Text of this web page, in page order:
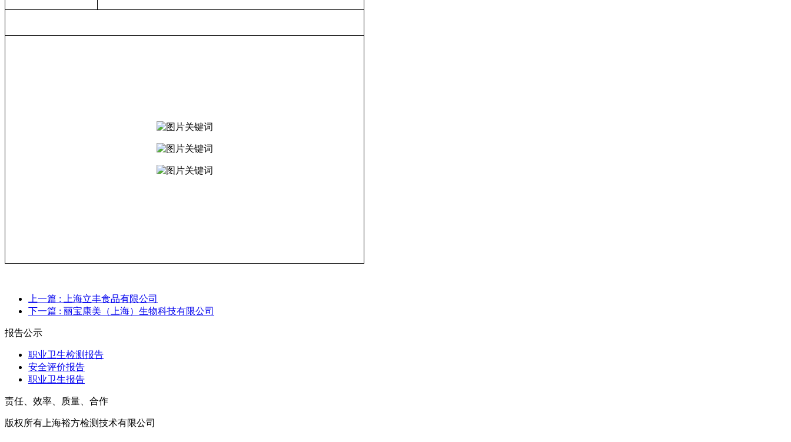
上一篇 : 上海立丰食品有限公司
下一篇 : 丽宝康美（上海）生物科技有限公司
报告公示
职业卫生检测报告
安全评价报告
职业卫生报告
责任、效率、质量、合作
版权所有上海裕方检测技术有限公司